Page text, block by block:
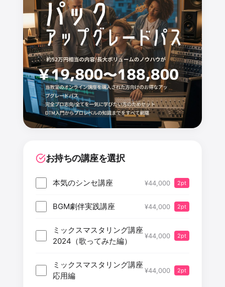
お持ちの講座を選択
本気のシンセ講座 ¥44,000 2pt
BGM劇伴実践講座 ¥44,000 2pt
ミックスマスタリング講座
2024（歌ってみた編）
¥44,000 2pt
ミックスマスタリング講座
応用編
¥44,000 2pt